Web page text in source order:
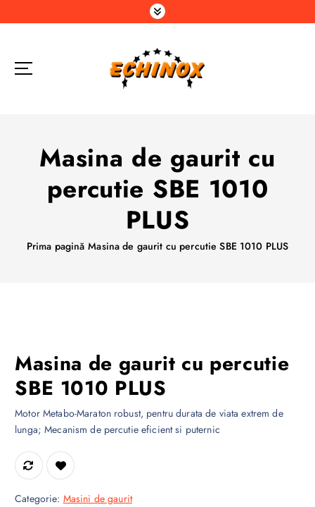
a
Masina de gaurit cu
percutie SBE 1010
PLUS
Prima pagină Masina de gaurit cu percutie SBE 1010 PLUS
Masina de gaurit cu percutie
SBE 1010 PLUS
Motor Metabo-Maraton robust, pentru durata de viata extrem de
lunga; Mecanism de percutie eficient si puternic
Categorie: Masini de gaurit